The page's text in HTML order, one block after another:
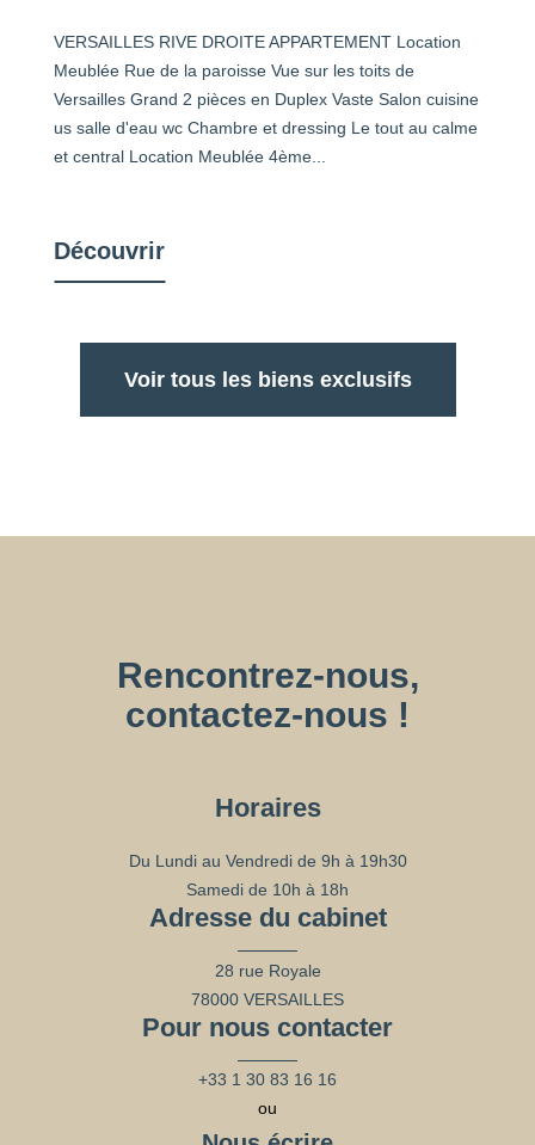
VERSAILLES RIVE DROITE APPARTEMENT Location
Meublée Rue de la paroisse Vue sur les toits de
Versailles Grand 2 pièces en Duplex Vaste Salon cuisine
us salle d'eau wc Chambre et dressing Le tout au calme
et central Location Meublée 4ème...
Découvrir
Voir tous les biens exclusifs
Rencontrez-nous,
contactez-nous !
Horaires
Du Lundi au Vendredi de 9h à 19h30
Samedi de 10h à 18h
Adresse du cabinet
28 rue Royale
78000 VERSAILLES
Pour nous contacter
+33 1 30 83 16 16
ou